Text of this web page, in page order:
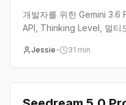
개발자를 위한 Gemini 3.6
API, Thinking Level, 멀티
Jessie• 31 min
guide